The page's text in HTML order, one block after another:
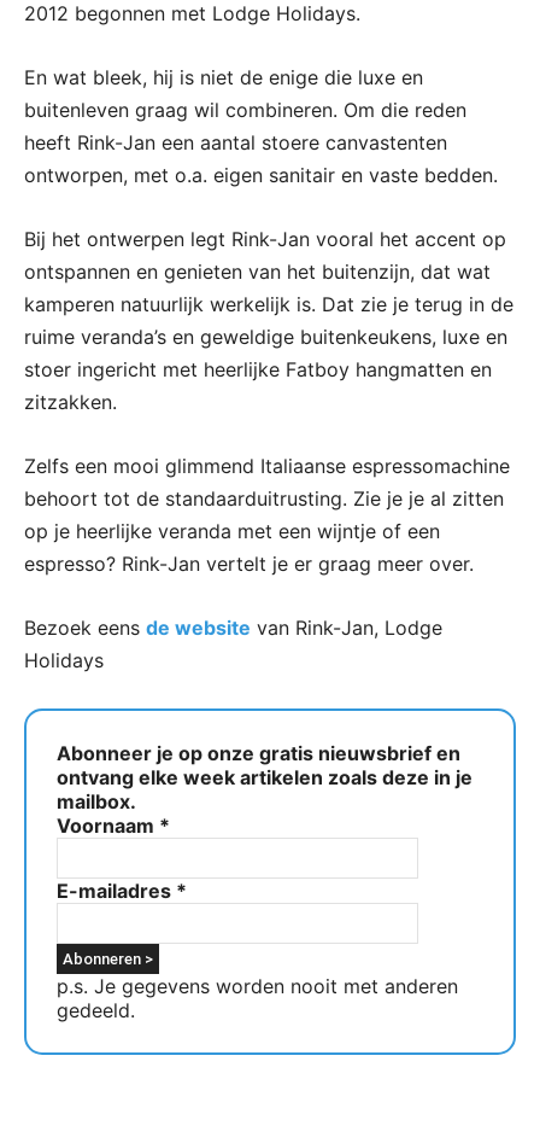
2012 begonnen met Lodge Holidays.
En wat bleek, hij is niet de enige die luxe en
buitenleven graag wil combineren. Om die reden
heeft Rink-Jan een aantal stoere canvastenten
ontworpen, met o.a. eigen sanitair en vaste bedden.
Bij het ontwerpen legt Rink-Jan vooral het accent op
ontspannen en genieten van het buitenzijn, dat wat
kamperen natuurlijk werkelijk is. Dat zie je terug in de
ruime veranda’s en geweldige buitenkeukens, luxe en
stoer ingericht met heerlijke Fatboy hangmatten en
zitzakken.
Zelfs een mooi glimmend Italiaanse espressomachine
behoort tot de standaarduitrusting. Zie je je al zitten
op je heerlijke veranda met een wijntje of een
espresso? Rink-Jan vertelt je er graag meer over.
Bezoek eens de website van Rink-Jan, Lodge
Holidays
Abonneer je op onze gratis nieuwsbrief en
ontvang elke week artikelen zoals deze in je
mailbox.
Voornaam *
E-mailadres *
p.s. Je gegevens worden nooit met anderen
gedeeld.